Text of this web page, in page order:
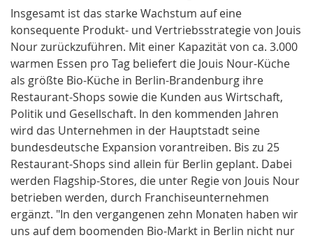
Insgesamt ist das starke Wachstum auf eine
konsequente Produkt- und Vertriebsstrategie von Jouis
Nour zurückzuführen. Mit einer Kapazität von ca. 3.000
warmen Essen pro Tag beliefert die Jouis Nour-Küche
als größte Bio-Küche in Berlin-Brandenburg ihre
Restaurant-Shops sowie die Kunden aus Wirtschaft,
Politik und Gesellschaft. In den kommenden Jahren
wird das Unternehmen in der Hauptstadt seine
bundesdeutsche Expansion vorantreiben. Bis zu 25
Restaurant-Shops sind allein für Berlin geplant. Dabei
werden Flagship-Stores, die unter Regie von Jouis Nour
betrieben werden, durch Franchiseunternehmen
ergänzt. "In den vergangenen zehn Monaten haben wir
uns auf dem boomenden Bio-Markt in Berlin nicht nur